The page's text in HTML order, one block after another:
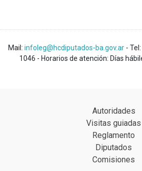
Mail: infoleg@hcdiputados-ba.gov.ar -
1046 - Horarios de atención: Días
Autoridades
Visitas guiadas
Reglamento
Diputados
Comisiones